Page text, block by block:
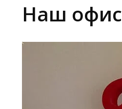
Наш офис